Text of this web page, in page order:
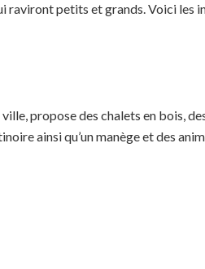
raviront petits et grands. Voici les
propose des chalets en bois,
ainsi qu’un manège et des